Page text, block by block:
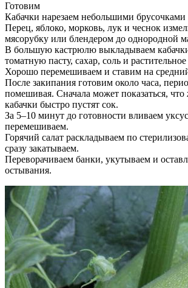
Готовим
Кабачки нарезаем небольшими
Перец, яблоко, морковь, лук и чеснок
мясорубку или блендером до однородной
В большую кастрюлю выкладываем
томатную пасту, сахар, соль и
Хорошо перемешиваем и ставим на
После закипания готовим около часа,
помешивая. Сначала может показаться,
кабачки быстро пустят сок.
За 5–10 минут до готовности вливаем
перемешиваем.
Горячий салат раскладываем по
сразу закатываем.
Переворачиваем банки, укутываем и
остывания.